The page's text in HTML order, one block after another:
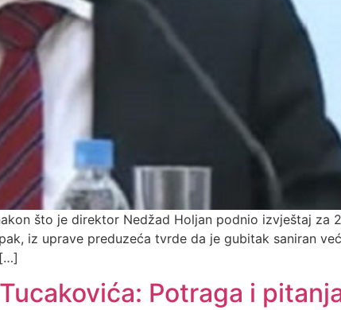
što je direktor Nedžad Holjan podnio izvještaj za
iz uprave preduzeća tvrde da je gubitak saniran
Potraga i